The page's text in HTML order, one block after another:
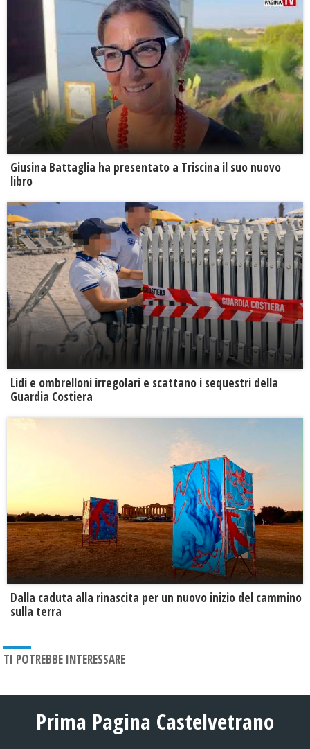
Giusina Battaglia ha presentato a Triscina il suo nuovo
libro
Lidi e ombrelloni irregolari e scattano i sequestri della
Guardia Costiera
Dalla caduta alla rinascita per un nuovo inizio del cammino
sulla terra
TI POTREBBE INTERESSARE
Prima Pagina Castelvetrano